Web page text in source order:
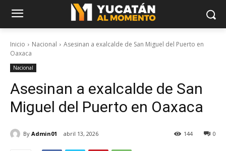
Inicio Nacional
Asesinan a exalcalde de San Miguel del Puerto en
Oaxaca
Nacional
Asesinan a exalcalde de San
Miguel del Puerto en Oaxaca
By Admin01 abril 13, 2026 0
144